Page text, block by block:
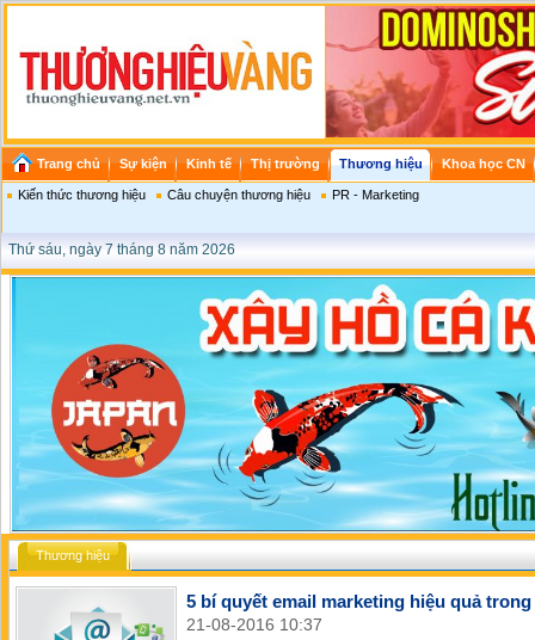
Trang chủ Sự kiện Kinh tế Thị trường Thương hiệu Khoa học CN
Kiến thức thương hiệu Câu chuyện thương hiệu PR - Marketing
Thứ sáu, ngày 7 tháng 8 năm 2026
Thương hiệu
5 bí quyết email marketing hiệu quả trong
21-08-2016 10:37